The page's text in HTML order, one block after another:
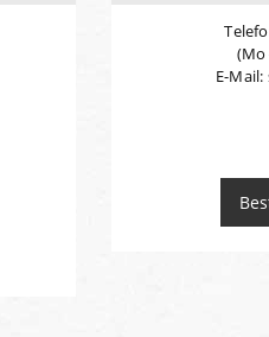
(Mo
E-